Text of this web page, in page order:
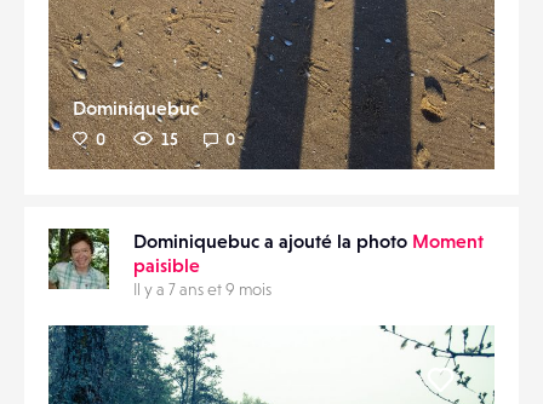
Dominiquebuc
0 15 0
Dominiquebuc a ajouté la photo Moment
paisible
Il y a 7 ans et 9 mois
Liker